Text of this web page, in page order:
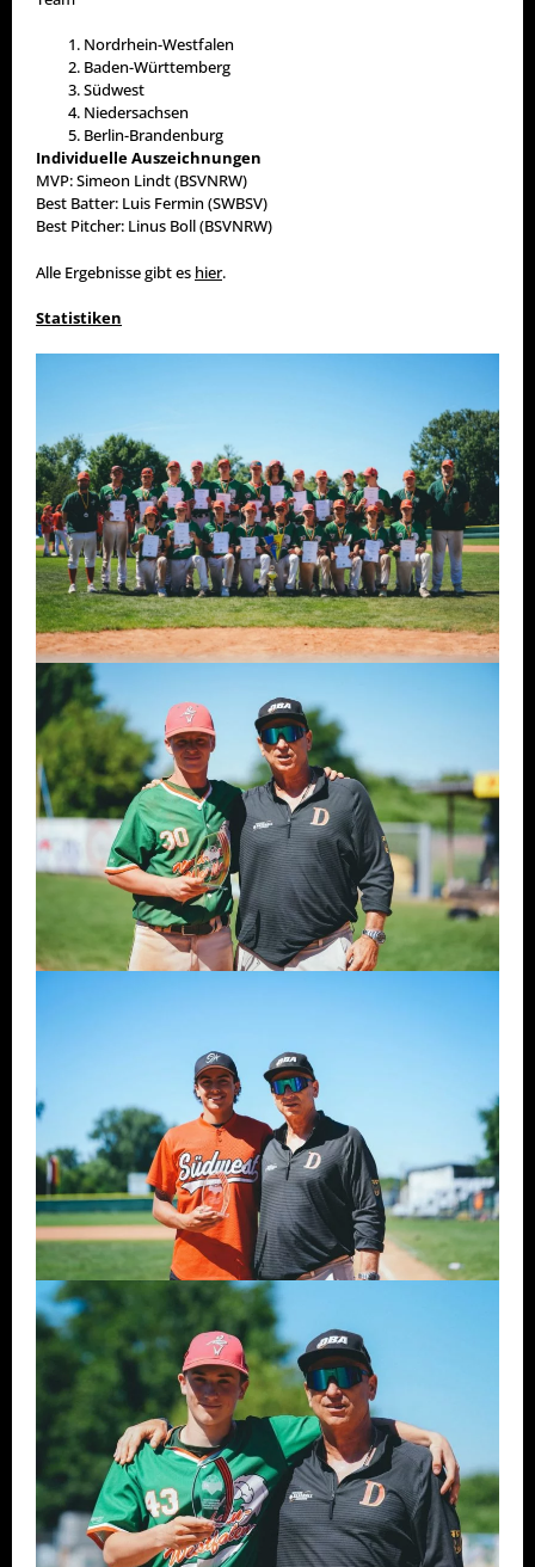
Nordrhein-Westfalen
Baden-Württemberg
Südwest
Niedersachsen
Berlin-Brandenburg
Individuelle Auszeichnungen
MVP: Simeon Lindt (BSVNRW)
Best Batter: Luis Fermin (SWBSV)
Best Pitcher: Linus Boll (BSVNRW)
Alle Ergebnisse gibt es hier.
Statistiken